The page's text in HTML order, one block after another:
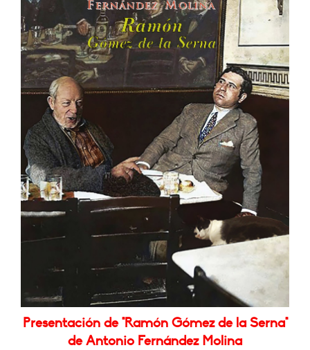
Presentación de "Ramón Gómez de la Serna"
de Antonio Fernández Molina